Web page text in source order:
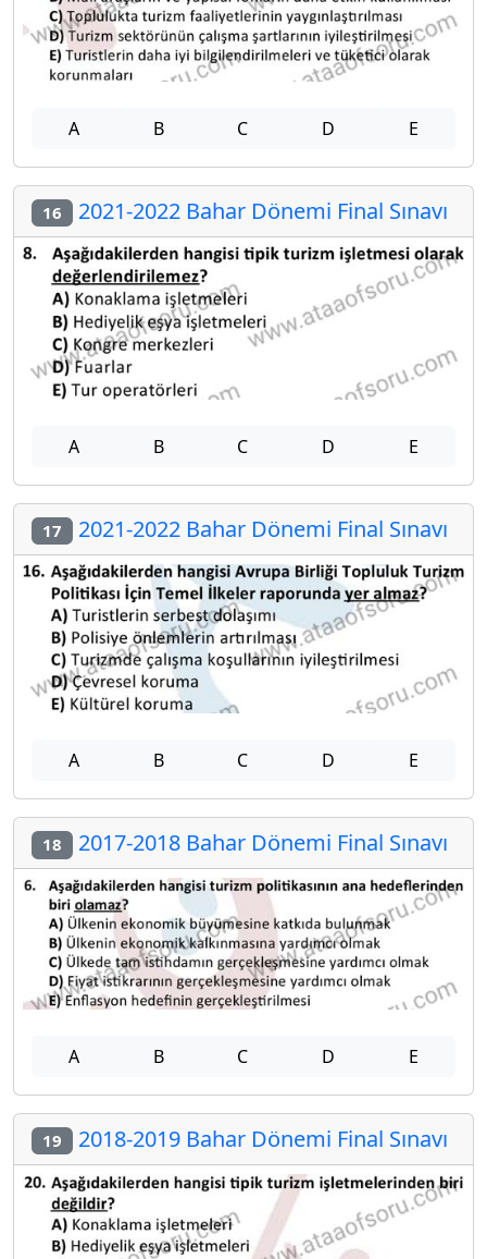
A B C D E
16 2021-2022 Bahar Dönemi Final Sınavı
A B C D E
17 2021-2022 Bahar Dönemi Final Sınavı
A B C D E
18 2017-2018 Bahar Dönemi Final Sınavı
A B C D E
19 2018-2019 Bahar Dönemi Final Sınavı